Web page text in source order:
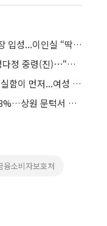
‘30년 IP 전문성’으로 첫 여성 특허청장 입성...이인실 “딱 내자리, 자신 있었다”
‘여군 최초’ KF-21 시험비행 조종사 정다정 중령(진)⋯“이왕 튈 거 잘하고 싶었다”
김명자 카이스트 이사장 “목표보다 성실함이 먼저...여성 인재 양성, 국가 경쟁력의 핵심”
美 클래리티 법안 연내 통과 가능성 13%…상원 문턱서 제동
융소비자보호처